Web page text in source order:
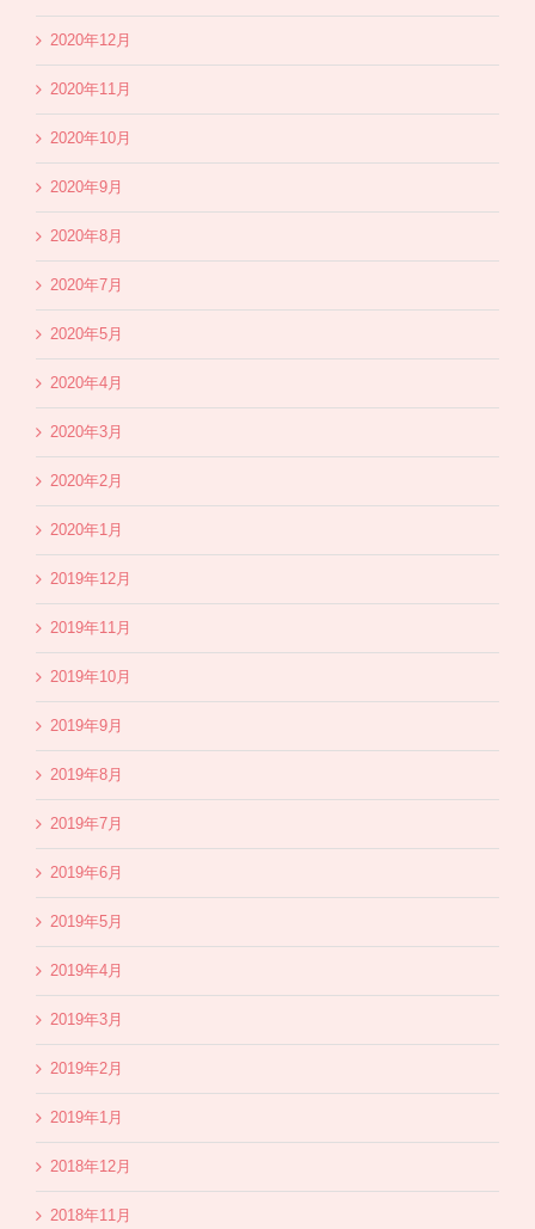
2020年12月
2020年11月
2020年10月
2020年9月
2020年8月
2020年7月
2020年5月
2020年4月
2020年3月
2020年2月
2020年1月
2019年12月
2019年11月
2019年10月
2019年9月
2019年8月
2019年7月
2019年6月
2019年5月
2019年4月
2019年3月
2019年2月
2019年1月
2018年12月
2018年11月